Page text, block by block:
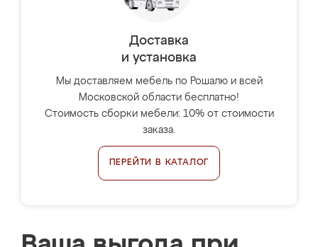
Доставка
и установка
Мы доставляем мебель по Рошалю и всей
Московской области бесплатно!
Стоимость сборки мебели: 10% от стоимости
заказа.
ПЕРЕЙТИ В КАТАЛОГ